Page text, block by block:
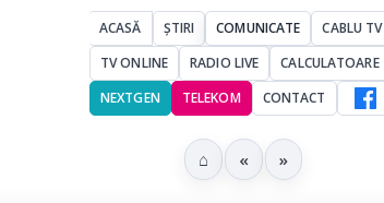
ACASĂ ȘTIRI COMUNICATE CABLU TV
TV ONLINE
RADIO LIVE CALCULATOARE
NEXTGEN
TELEKOM CONTACT
⌂ « »